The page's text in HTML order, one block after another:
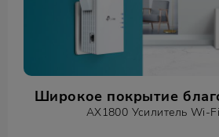
Широкое покрытие
AX1800 Усилитель